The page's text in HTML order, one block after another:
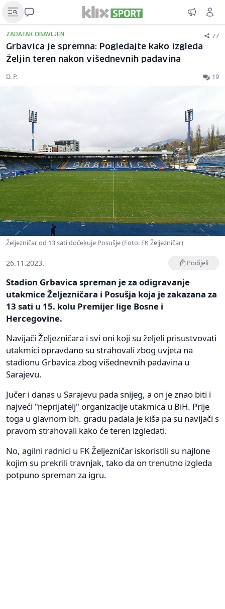
ZADATAK OBAVLJEN 77
Grbavica je spremna: Pogledajte kako izgleda
Željin teren nakon višednevnih padavina
D. P. 19
Željezničar od 13 sati dočekuje Posušje (Foto: FK Željezničar)
26.11.2023. Podijeli
Stadion Grbavica spreman je za odigravanje
utakmice Željezničara i Posušja koja je zakazana za
13 sati u 15. kolu Premijer lige Bosne i
Hercegovine.
Navijači Željezničara i svi oni koji su željeli prisustvovati
utakmici opravdano su strahovali zbog uvjeta na
stadionu Grbavica zbog višednevnih padavina u
Sarajevu.
Jučer i danas u Sarajevu pada snijeg, a on je znao biti i
najveći "neprijatelj" organizacije utakmica u BiH. Prije
toga u glavnom bh. gradu padala je kiša pa su navijači s
pravom strahovali kako će teren izgledati.
No, agilni radnici u FK Željezničar iskoristili su najlone
kojim su prekrili travnjak, tako da on trenutno izgleda
potpuno spreman za igru.